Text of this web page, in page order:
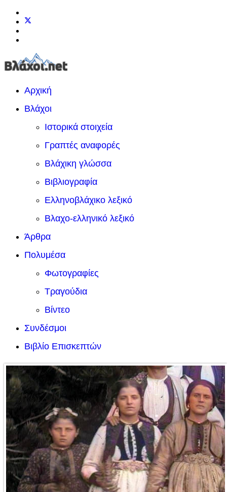
Αρχική
Βλάχοι
Ιστορικά στοιχεία
Γραπτές αναφορές
Βλάχικη γλώσσα
Βιβλιογραφία
Ελληνοβλάχικο λεξικό
Βλαχο-ελληνικό λεξικό
Άρθρα
Πολυμέσα
Φωτογραφίες
Τραγούδια
Βίντεο
Συνδέσμοι
Βιβλίο Επισκεπτών